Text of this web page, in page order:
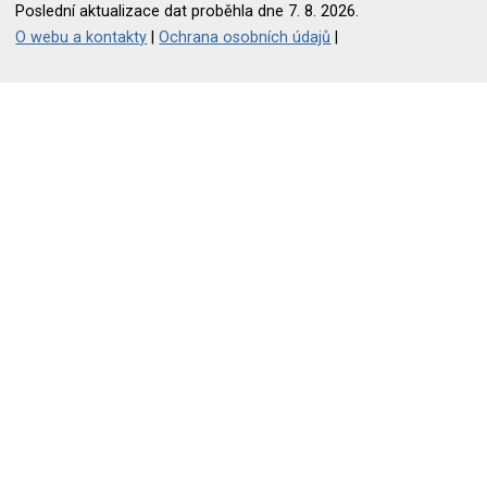
Poslední aktualizace dat proběhla dne 7. 8. 2026.
O webu a kontakty |Ochrana osobních údajů